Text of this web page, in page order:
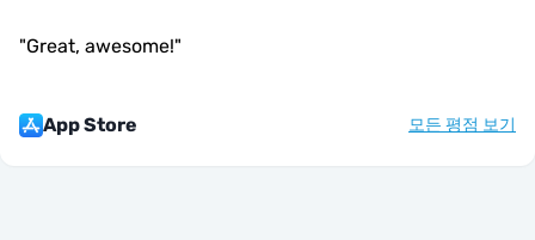
"Great, awesome!"
App Store 모든 평점 보기